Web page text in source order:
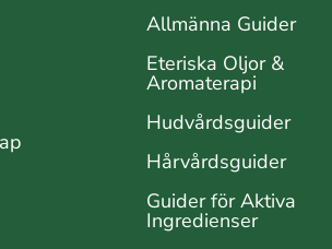
Allmänna Guider
Eteriska Oljor &
Aromaterapi
Hudvårdsguider
Hårvårdsguider
Guider för Aktiva
Ingredienser